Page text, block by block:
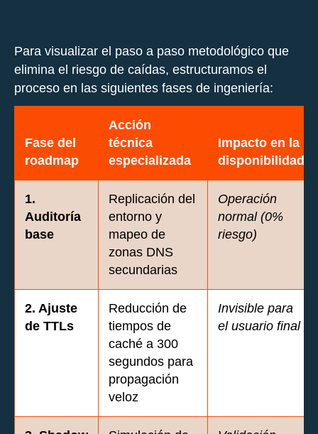
Para visualizar el paso a paso metodológico que
elimina el riesgo de caídas, estructuramos el
proceso en las siguientes fases de ingeniería:
Fase del
roadmap
Acción
técnica
especializada
Impacto en la
disponibilidad
1.
Auditoría
base
Replicación del
entorno y
mapeo de
zonas DNS
secundarias
Operación
normal (0%
riesgo)
2. Ajuste
de TTLs
Reducción de
tiempos de
caché a 300
segundos para
propagación
veloz
Invisible para
el usuario final